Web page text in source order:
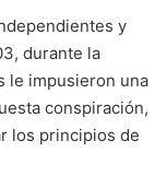
y
durante la
le impusieron una
conspiración,
los principios de